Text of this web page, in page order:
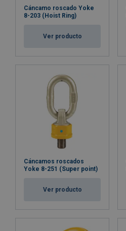
Cáncamo roscado Yoke
8-203 (Hoist Ring)
Ver producto
Cáncamos roscados
Yoke 8-251 (Super point)
Ver producto